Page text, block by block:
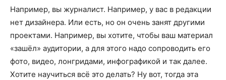
Например, вы журналист. Например, у вас в редакции
нет дизайнера. Или есть, но он очень занят другими
проектами. Например, вы хотите, чтобы ваш материал
«зашёл» аудитории, а для этого надо сопроводить его
фото, видео, лонгридами, инфографикой и так далее.
Хотите научиться всё это делать? Ну вот, тогда эта